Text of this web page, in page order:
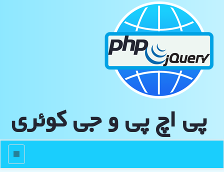
پی اچ پی و جی كوئری
منو